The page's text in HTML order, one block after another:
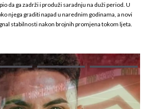
da ga zadrži i produži saradnju na duži period. U
njega graditi napad u narednim godinama, a novi
stabilnosti nakon brojnih promjena tokom ljeta.